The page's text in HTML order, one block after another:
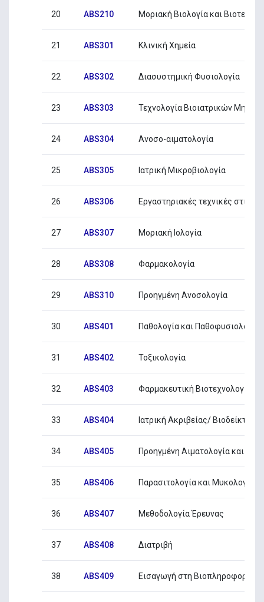
20 ABS210 Μοριακή Βιολογία και
21 ABS301 Κλινική Χημεία
22 ABS302 Διασυστημική Φυσιολογία
23 ABS303 Τεχνολογία Βιοιατρικών
24 ABS304 Ανοσο-αιματολογία
25 ABS305 Ιατρική Μικροβιολογία
26 ABS306 Εργαστηριακές τεχνικές στις
27 ABS307 Μοριακή Ιολογία
28 ABS308 Φαρμακολογία
29 ABS310 Προηγμένη Ανοσολογία
30 ABS401 Παθολογία και Παθοφυσιολογία
31 ABS402 Τοξικολογία
32 ABS403 Φαρμακευτική Βιοτεχνολογία
33 ABS404 Ιατρική Ακριβείας/ Βιοδείκτες
34 ABS405 Προηγμένη Αιματολογία και
35 ABS406 Παρασιτολογία και Μυκολογία
36 ABS407 Μεθοδολογία Έρευνας
37 ABS408 Διατριβή
38 ABS409 Εισαγωγή στη Βιοπληροφορική